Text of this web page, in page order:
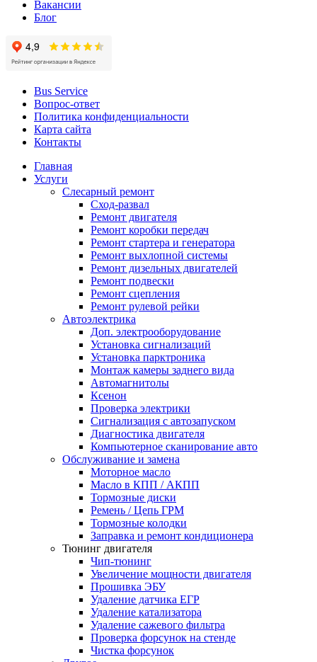
Вакансии
Блог
Bus Service
Вопрос-ответ
Политика конфиденциальности
Карта сайта
Контакты
Главная
Услуги
Слесарный ремонт
Сход-развал
Ремонт двигателя
Ремонт коробки передач
Ремонт стартера и генератора
Ремонт выхлопной системы
Ремонт дизельных двигателей
Ремонт подвески
Ремонт сцепления
Ремонт рулевой рейки
Автоэлектрика
Доп. электрооборудование
Установка сигнализаций
Установка парктроника
Монтаж камеры заднего вида
Автомагнитолы
Ксенон
Проверка электрики
Сигнализация с автозапуском
Диагностика двигателя
Компьютерное сканирование авто
Обслуживание и замена
Моторное масло
Масло в КПП / АКПП
Тормозные диски
Ремень / Цепь ГРМ
Тормозные колодки
Заправка и ремонт кондиционера
Тюнинг двигателя
Чип-тюнинг
Увеличение мощности двигателя
Прошивка ЭБУ
Удаление датчика ЕГР
Удаление катализатора
Удаление сажевого фильтра
Проверка форсунок на стенде
Чистка форсунок